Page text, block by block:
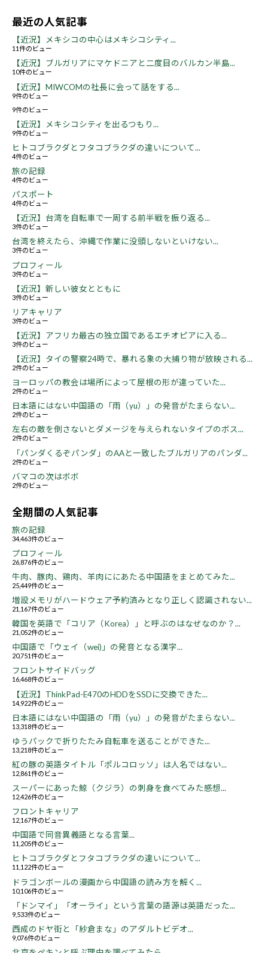
最近の人気記事
【近況】メキシコの中心はメキシコシティ...
11件のビュー
【近況】ブルガリアにマケドニアと二度目のバルカン半島...
10件のビュー
【近況】MIWCOMの社長に会って話をする...
9件のビュー
9件のビュー
【近況】メキシコシティを出るつもり...
9件のビュー
ヒトコブラクダとフタコブラクダの違いについて...
4件のビュー
旅の記録
4件のビュー
パスポート
4件のビュー
【近況】台湾を自転車で一周する前半戦を振り返る...
3件のビュー
台湾を終えたら、沖縄で作業に没頭しないといけない...
3件のビュー
プロフィール
3件のビュー
【近況】新しい彼女とともに
3件のビュー
リアキャリア
3件のビュー
【近況】アフリカ最古の独立国であるエチオピアに入る...
3件のビュー
【近況】タイの警察24時で、暴れる象の大捕り物が放映される...
2件のビュー
ヨーロッパの教会は場所によって屋根の形が違っていた...
2件のビュー
日本語にはない中国語の「雨（yu）」の発音がたまらない...
2件のビュー
左右の敵を倒さないとダメージを与えられないタイプのボス...
2件のビュー
「パンダくるぞパンダ」のAAと一致したブルガリアのパンダ...
2件のビュー
バマコの次はボボ
2件のビュー
全期間の人気記事
旅の記録
34,463件のビュー
プロフィール
26,876件のビュー
牛肉、豚肉、鶏肉、羊肉ににあたる中国語をまとめてみた...
25,449件のビュー
増設メモリがハードウェア予約済みとなり正しく認識されない...
21,167件のビュー
韓国を英語で「コリア（Korea）」と呼ぶのはなぜなのか？...
21,052件のビュー
中国語で「ウェイ（wei)」の発音となる漢字...
20,751件のビュー
フロントサイドバッグ
16,468件のビュー
【近況】ThinkPad-E470のHDDをSSDに交換できた...
14,922件のビュー
日本語にはない中国語の「雨（yu）」の発音がたまらない...
13,318件のビュー
ゆうパックで折りたたみ自転車を送ることができた...
13,218件のビュー
紅の豚の英語タイトル「ポルコロッソ」は人名ではない...
12,861件のビュー
スーパーにあった鯨（クジラ）の刺身を食べてみた感想...
12,426件のビュー
フロントキャリア
12,167件のビュー
中国語で同音異義語となる言葉...
11,205件のビュー
ヒトコブラクダとフタコブラクダの違いについて...
11,122件のビュー
ドラゴンボールの漫画から中国語の読み方を解く...
10,106件のビュー
「ドンマイ」「オーライ」という言葉の語源は英語だった...
9,533件のビュー
西成のドヤ街と「紗倉まな」のアダルトビデオ...
9,076件のビュー